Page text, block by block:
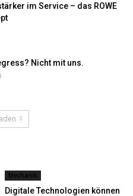
im Service – das ROWE
Nicht mit uns.
Mechanik
Digitale Technologien können